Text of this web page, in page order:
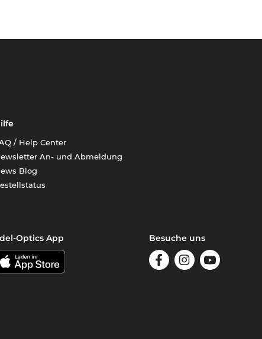
/ Help Center
An- und Abmeldung
Blog
Optics App Besuche uns